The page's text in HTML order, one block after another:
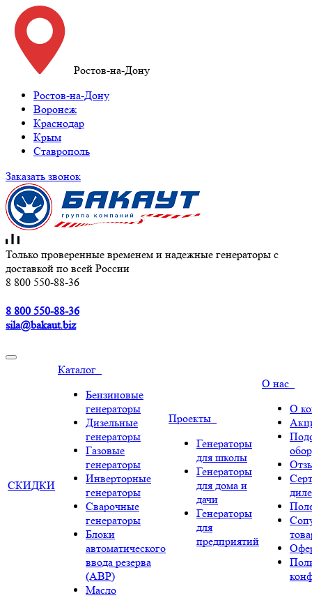
Ростов-на-Дону
Ростов-на-Дону
Воронеж
Краснодар
Крым
Ставрополь
Заказать звонок
Только проверенные временем и надежные генераторы с
доставкой по всей России
8 800 550-88-36
8 800 550-88-36
sila@bakaut.biz
СКИДКИ
Каталог
Бензиновые
генераторы
Дизельные
генераторы
Газовые
генераторы
Инверторные
генераторы
Сварочные
генераторы
Блоки
автоматического
ввода резерва
(АВР)
Масло
Проекты
Генераторы
для школы
Генераторы
для дома и
дачи
Генераторы
для
предприятий
О нас
О